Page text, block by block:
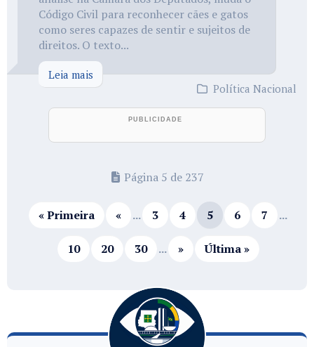
Código Civil para reconhecer cães e gatos
como seres capazes de sentir e sujeitos de
direitos. O texto...
Leia mais
Política Nacional
Página 5 de 237
« Primeira « ... 3 4 5 6 7 ...
10 20 30 ... » Última »